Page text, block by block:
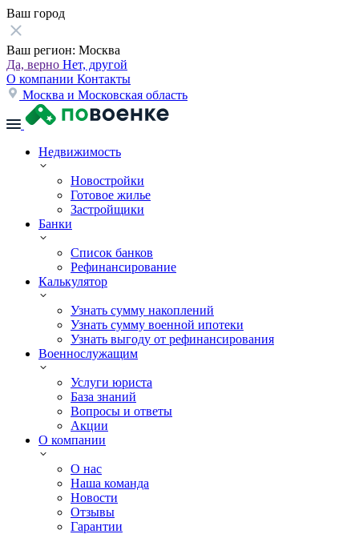
Ваш город
Ваш регион: Москва
Да, верно Нет, другой
О компании Контакты
Москва и Московская область
Недвижимость
Новостройки
Готовое жилье
Застройщики
Банки
Список банков
Рефинансирование
Калькулятор
Узнать сумму накоплений
Узнать сумму военной ипотеки
Узнать выгоду от рефинансирования
Военнослужащим
Услуги юриста
База знаний
Вопросы и ответы
Акции
О компании
О нас
Наша команда
Новости
Отзывы
Гарантии